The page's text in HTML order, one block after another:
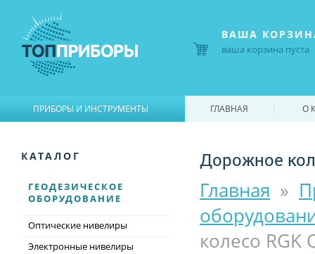
Дорожное
Главная »
колесо RGK
КАТАЛОГ
ГЕОДЕЗИЧЕСКОЕ
ОБОРУДОВАНИЕ
Оптические нивелиры
Электронные нивелиры
ВАША
ваша корзина пуста
ПРИБОРЫ И ИНСТРУМЕНТЫ ГЛАВНАЯ | О